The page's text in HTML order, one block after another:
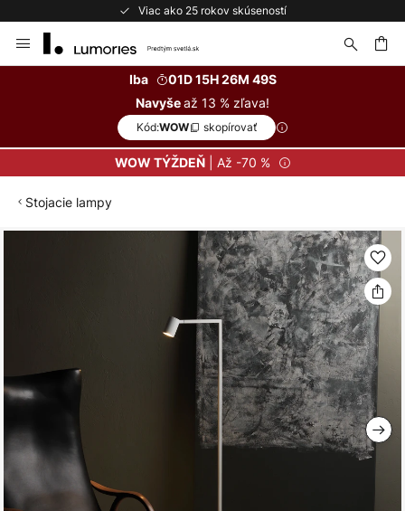
Viac ako 25 rokov skúseností
to
Iba
01D 15H 26M 49S
Navyšeaž 13 % zľava!
Kód:WOW skopírovať
WOW TÝŽDEŇ| Až -70 %
Stojacie lampy